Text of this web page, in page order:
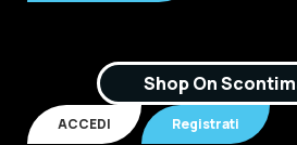
Shop On
ACCEDI Registrati